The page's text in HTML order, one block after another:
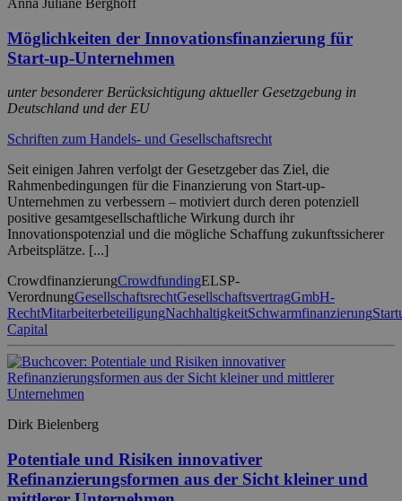
Möglichkeiten der Innovationsfinanzierung für
Start-up-Unternehmen
unter besonderer Berücksichtigung aktueller Gesetzgebung in
Deutschland und der EU
Schriften zum Handels- und Gesellschaftsrecht
Seit einigen Jahren verfolgt der Gesetzgeber das Ziel, die
Rahmenbedingungen für die Finanzierung von Start-up-
Unternehmen zu verbessern – motiviert durch deren potenziell
positive gesamtgesellschaftliche Wirkung durch ihr
Innovationspotenzial und die mögliche Schaffung zukunftssicherer
Arbeitsplätze. [...]
CrowdfinanzierungCrowdfundingELSP-
VerordnungGesellschaftsrechtGesellschaftsvertragGmbH-
RechtMitarbeiterbeteiligungNachhaltigkeitSchwarmfinanzierung
Capital
Dirk Bielenberg
Potentiale und Risiken innovativer
Refinanzierungsformen aus der Sicht kleiner und